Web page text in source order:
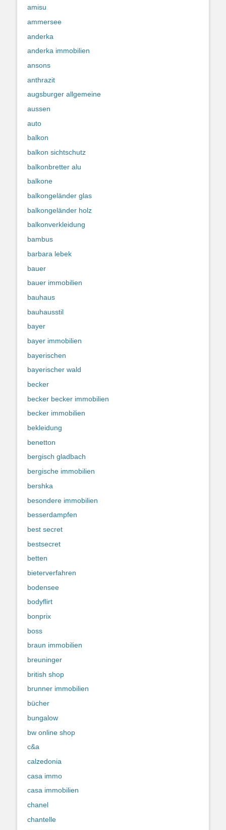
amisu
ammersee
anderka
anderka immobilien
ansons
anthrazit
augsburger allgemeine
aussen
auto
balkon
balkon sichtschutz
balkonbretter alu
balkone
balkongeländer glas
balkongeländer holz
balkonverkleidung
bambus
barbara lebek
bauer
bauer immobilien
bauhaus
bauhausstil
bayer
bayer immobilien
bayerischen
bayerischer wald
becker
becker becker immobilien
becker immobilien
bekleidung
benetton
bergisch gladbach
bergische immobilien
bershka
besondere immobilien
besserdampfen
best secret
bestsecret
betten
bieterverfahren
bodensee
bodyflirt
bonprix
boss
braun immobilien
breuninger
british shop
brunner immobilien
bücher
bungalow
bw online shop
c&a
calzedonia
casa immo
casa immobilien
chanel
chantelle